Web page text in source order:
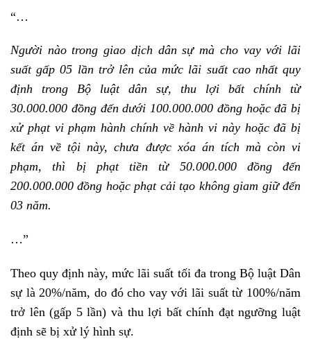
“…
Người nào trong giao dịch dân sự mà cho vay với lãi
suất gấp 05 lần trở lên của mức lãi suất cao nhất quy
định trong Bộ luật dân sự, thu lợi bất chính từ
30.000.000 đồng đến dưới 100.000.000 đồng hoặc đã bị
xử phạt vi phạm hành chính về hành vi này hoặc đã bị
kết án về tội này, chưa được xóa án tích mà còn vi
phạm, thì bị phạt tiền từ 50.000.000 đồng đến
200.000.000 đồng hoặc phạt cải tạo không giam giữ đến
03 năm.
…”
Theo quy định này, mức lãi suất tối đa trong Bộ luật Dân
sự là 20%/năm, do đó cho vay với lãi suất từ 100%/năm
trở lên (gấp 5 lần) và thu lợi bất chính đạt ngưỡng luật
định sẽ bị xử lý hình sự.